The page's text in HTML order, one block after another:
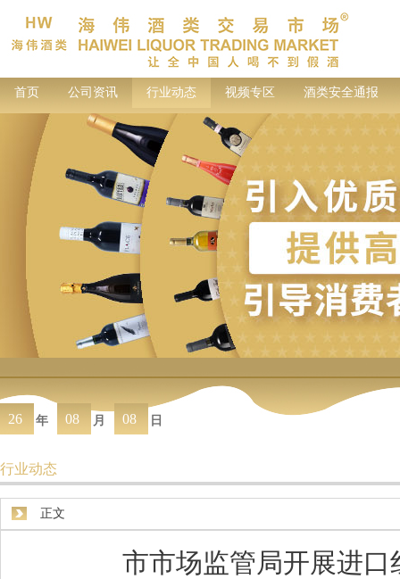
首页 公司资讯 行业动态 视频专区 酒类安全通报
26 年 08 月 08 日
行业动态
正文
市市场监管局开展进口